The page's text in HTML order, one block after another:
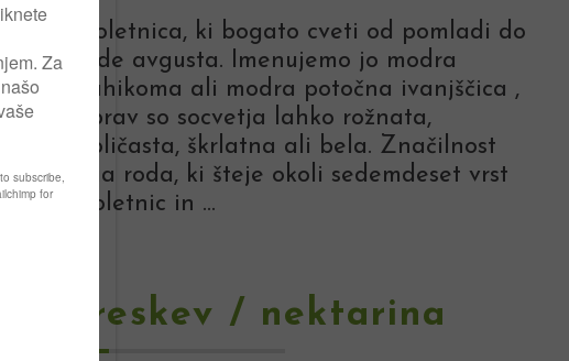
Enoletnica, ki bogato cveti od pomladi do
srede avgusta. Imenujemo jo modra
brahikoma ali modra potočna ivanjščica ,
čeprav so socvetja lahko rožnata,
vijoličasta, škrlatna ali bela. Značilnost
tega roda, ki šteje okoli sedemdeset vrst
enoletnic in ...
Breskev / nektarina